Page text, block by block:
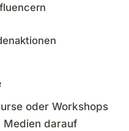
oder Workshops
Medien darauf